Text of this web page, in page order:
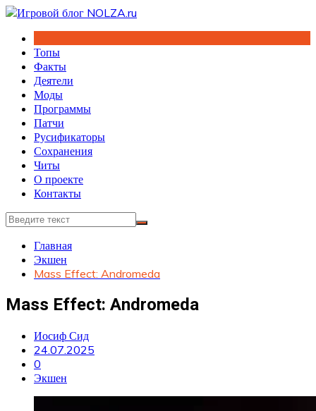
Перейти
содержимому
Топы
Факты
Деятели
Моды
Программы
Патчи
Русификаторы
Сохранения
Читы
О проекте
Контакты
Главная
Экшен
Mass Effect: Andromeda
Mass Effect: Andromeda
Иосиф Сид
24.07.2025
0
Экшен